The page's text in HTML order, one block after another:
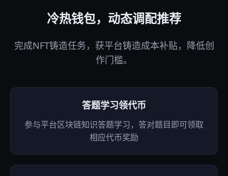
冷热钱包，动态调配推荐
完成NFT铸造任务，获平台铸造成本补贴，降低创
作门槛。
答题学习领代币
参与平台区块链知识答题学习，答对题目即可领取
相应代币奖励